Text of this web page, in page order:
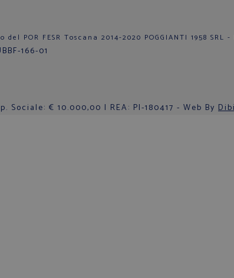
POR FESR Toscana 2014-2020 POGGIANTI 1958
Sociale: € 10.000,00 | REA: PI-180417 - Web By